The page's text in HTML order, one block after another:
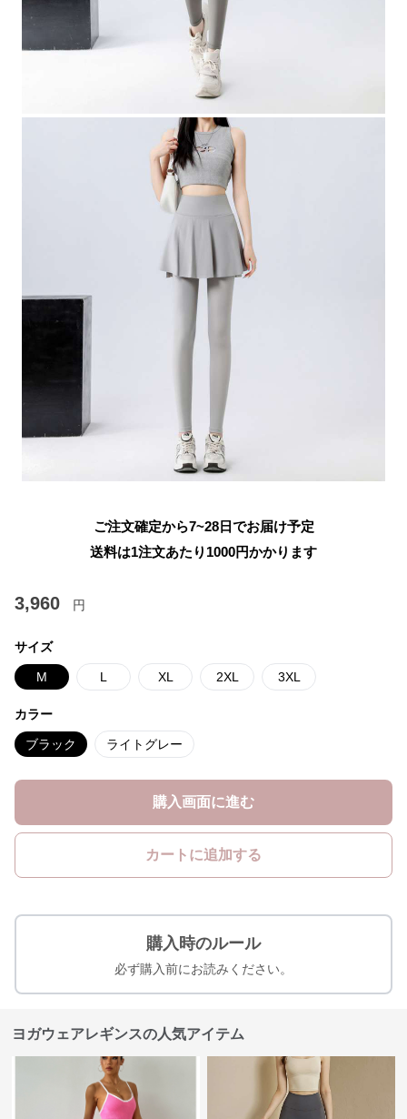
ご注文確定から7~28日でお届け予定
送料は1注文あたり 1000円かかります
3,960 円
サイズ
M L XL 2XL 3XL
カラー
ブラック ライトグレー
購入画面に進む
カートに追加する
購入時のルール
必ず購入前にお読みください。
ヨガウェアレギンスの人気アイテム